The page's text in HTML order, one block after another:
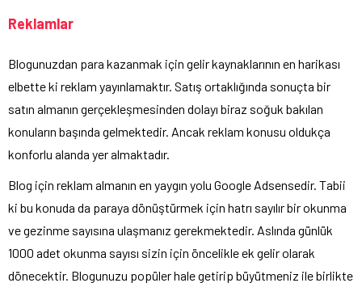
Reklamlar
Blogunuzdan para kazanmak için gelir kaynaklarının en harikası
elbette ki reklam yayınlamaktır. Satış ortaklığında sonuçta bir
satın almanın gerçekleşmesinden dolayı biraz soğuk bakılan
konuların başında gelmektedir. Ancak reklam konusu oldukça
konforlu alanda yer almaktadır.
Blog için reklam almanın en yaygın yolu Google Adsensedir. Tabii
ki bu konuda da paraya dönüştürmek için hatrı sayılır bir okunma
ve gezinme sayısına ulaşmanız gerekmektedir. Aslında günlük
1000 adet okunma sayısı sizin için öncelikle ek gelir olarak
dönecektir. Blogunuzu popüler hale getirip büyütmeniz ile birlikte